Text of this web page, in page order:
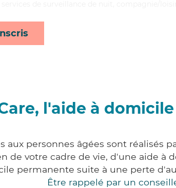
l'aide à
aux personnes âgées sont réalisés
de votre cadre de vie, d'une aide
permanente suite à une perte
Être rappelé par un